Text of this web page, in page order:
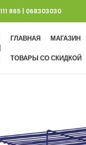
865 068303030
ГЛАВНАЯ МАГАЗИН
ТОВАРЫ СО СКИДКОЙ